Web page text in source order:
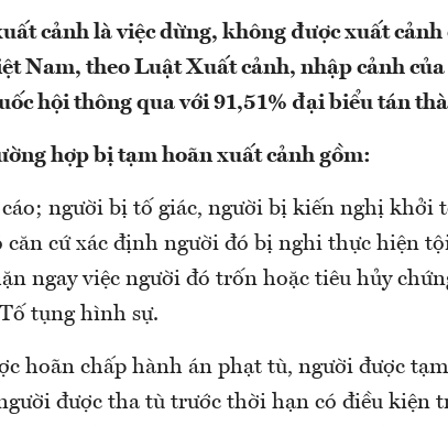
cảnh là việc dừng, không được xuất
Nam, theo Luật Xuất cảnh, nhập cảnh
hội thông qua với 91,51% đại biểu tán
hợp bị tạm hoãn xuất cảnh gồm:
cáo; người bị tố giác, người bị kiến nghị khởi
căn cứ xác định người đó bị nghi thực hiện
ngay việc người đó trốn hoặc tiêu hủy
tụng hình sự.
hoãn chấp hành án phạt tù, người được
được tha tù trước thời hạn có điều kiện